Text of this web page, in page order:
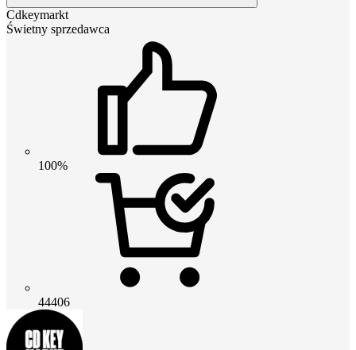
Cdkeymarkt
Świetny sprzedawca
100%
44406